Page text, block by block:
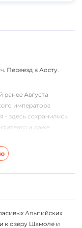
Переезд в Аосту.
ранее Августа
императора
- здесь сохранились
и даже
Альпийских
к озеру Шамоле и